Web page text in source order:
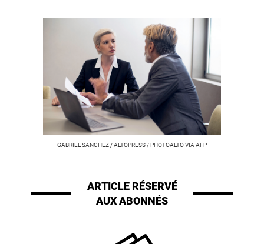
GABRIEL SANCHEZ / ALTOPRESS / PHOTOALTO VIA AFP
ARTICLE RÉSERVÉ
AUX ABONNÉS